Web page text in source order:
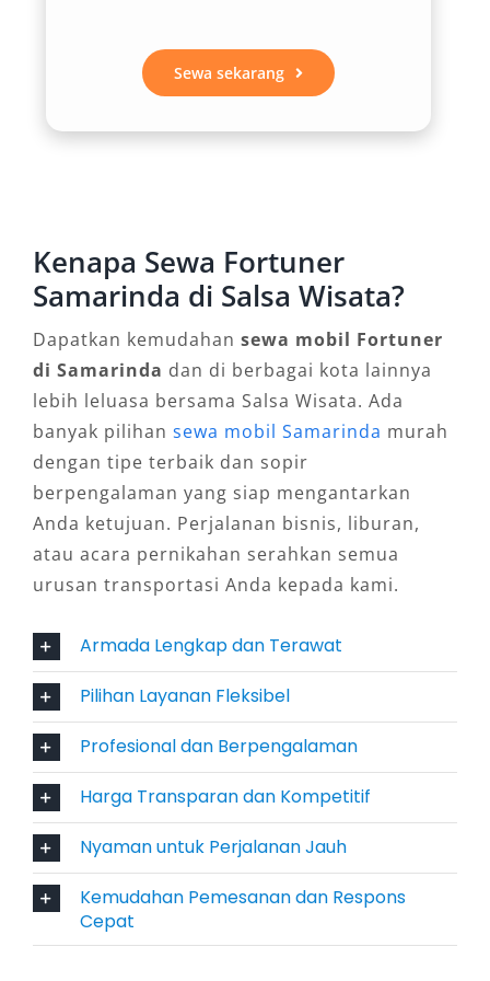
Kabin yang luas, sistem pendingin udara
ganda, serta jok ergonomis sangat mendukung
kenyamanan penumpang dalam perjalanan
seperti Bandara Aji Pangeran Tumenggung
Pranoto atau Sultan Aji Muhammad Sulaiman
3. Desain Elegan dan Mewah
Toyota Fortuner tidak hanya unggul dalam hal
performa, namun juga tampil menawan dengan
desain maskulin dan fitur modern. Tersedia
pilihan warna hitam dan putih yang sering
menjadi favorit pelanggan di layanan rental
Fortuner Samarinda. Keberadaan unit dengan
kepada konsumen yang mengutamakan
tampilan eksklusif serta kelengkapan fitur.
4. Fleksibilitas Pilihan Layanan
Salah satu keunggulan dari sewa mobil
Fortuner Samarinda adalah fleksibilitas
layanan yang ditawarkan. Anda dapat memilih
sistem lepas kunci untuk kebebasan
berkendara, atau dengan sopir untuk
kenyamanan dan efisiensi waktu. Tersedia juga
Sewa sekarang
Kenapa Sewa Fortuner
Samarinda di Salsa Wisata?
Dapatkan kemudahan sewa mobil Fortuner
di Samarinda dan di berbagai kota lainnya
lebih leluasa bersama Salsa Wisata. Ada
banyak pilihan sewa mobil Samarinda murah
dengan tipe terbaik dan sopir
berpengalaman yang siap mengantarkan
Anda ketujuan. Perjalanan bisnis, liburan,
atau acara pernikahan serahkan semua
urusan transportasi Anda kepada kami.
Armada Lengkap dan Terawat
Pilihan Layanan Fleksibel
Profesional dan Berpengalaman
Harga Transparan dan Kompetitif
Nyaman untuk Perjalanan Jauh
Kemudahan Pemesanan dan Respons
Cepat